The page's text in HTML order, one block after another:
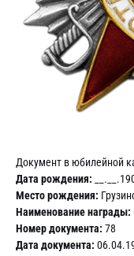
Документ в юбилейной
Дата рождения:
Место рождения:
Наименование награды:
Номер документа: 78
Дата документа: